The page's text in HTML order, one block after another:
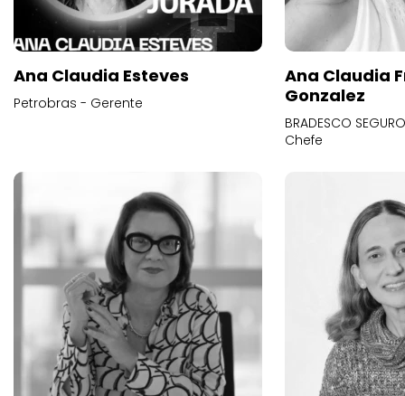
Ana Claudia Esteves
Petrobras - Gerente
Ana Claudia
Gonzalez
BRADESCO
Chefe